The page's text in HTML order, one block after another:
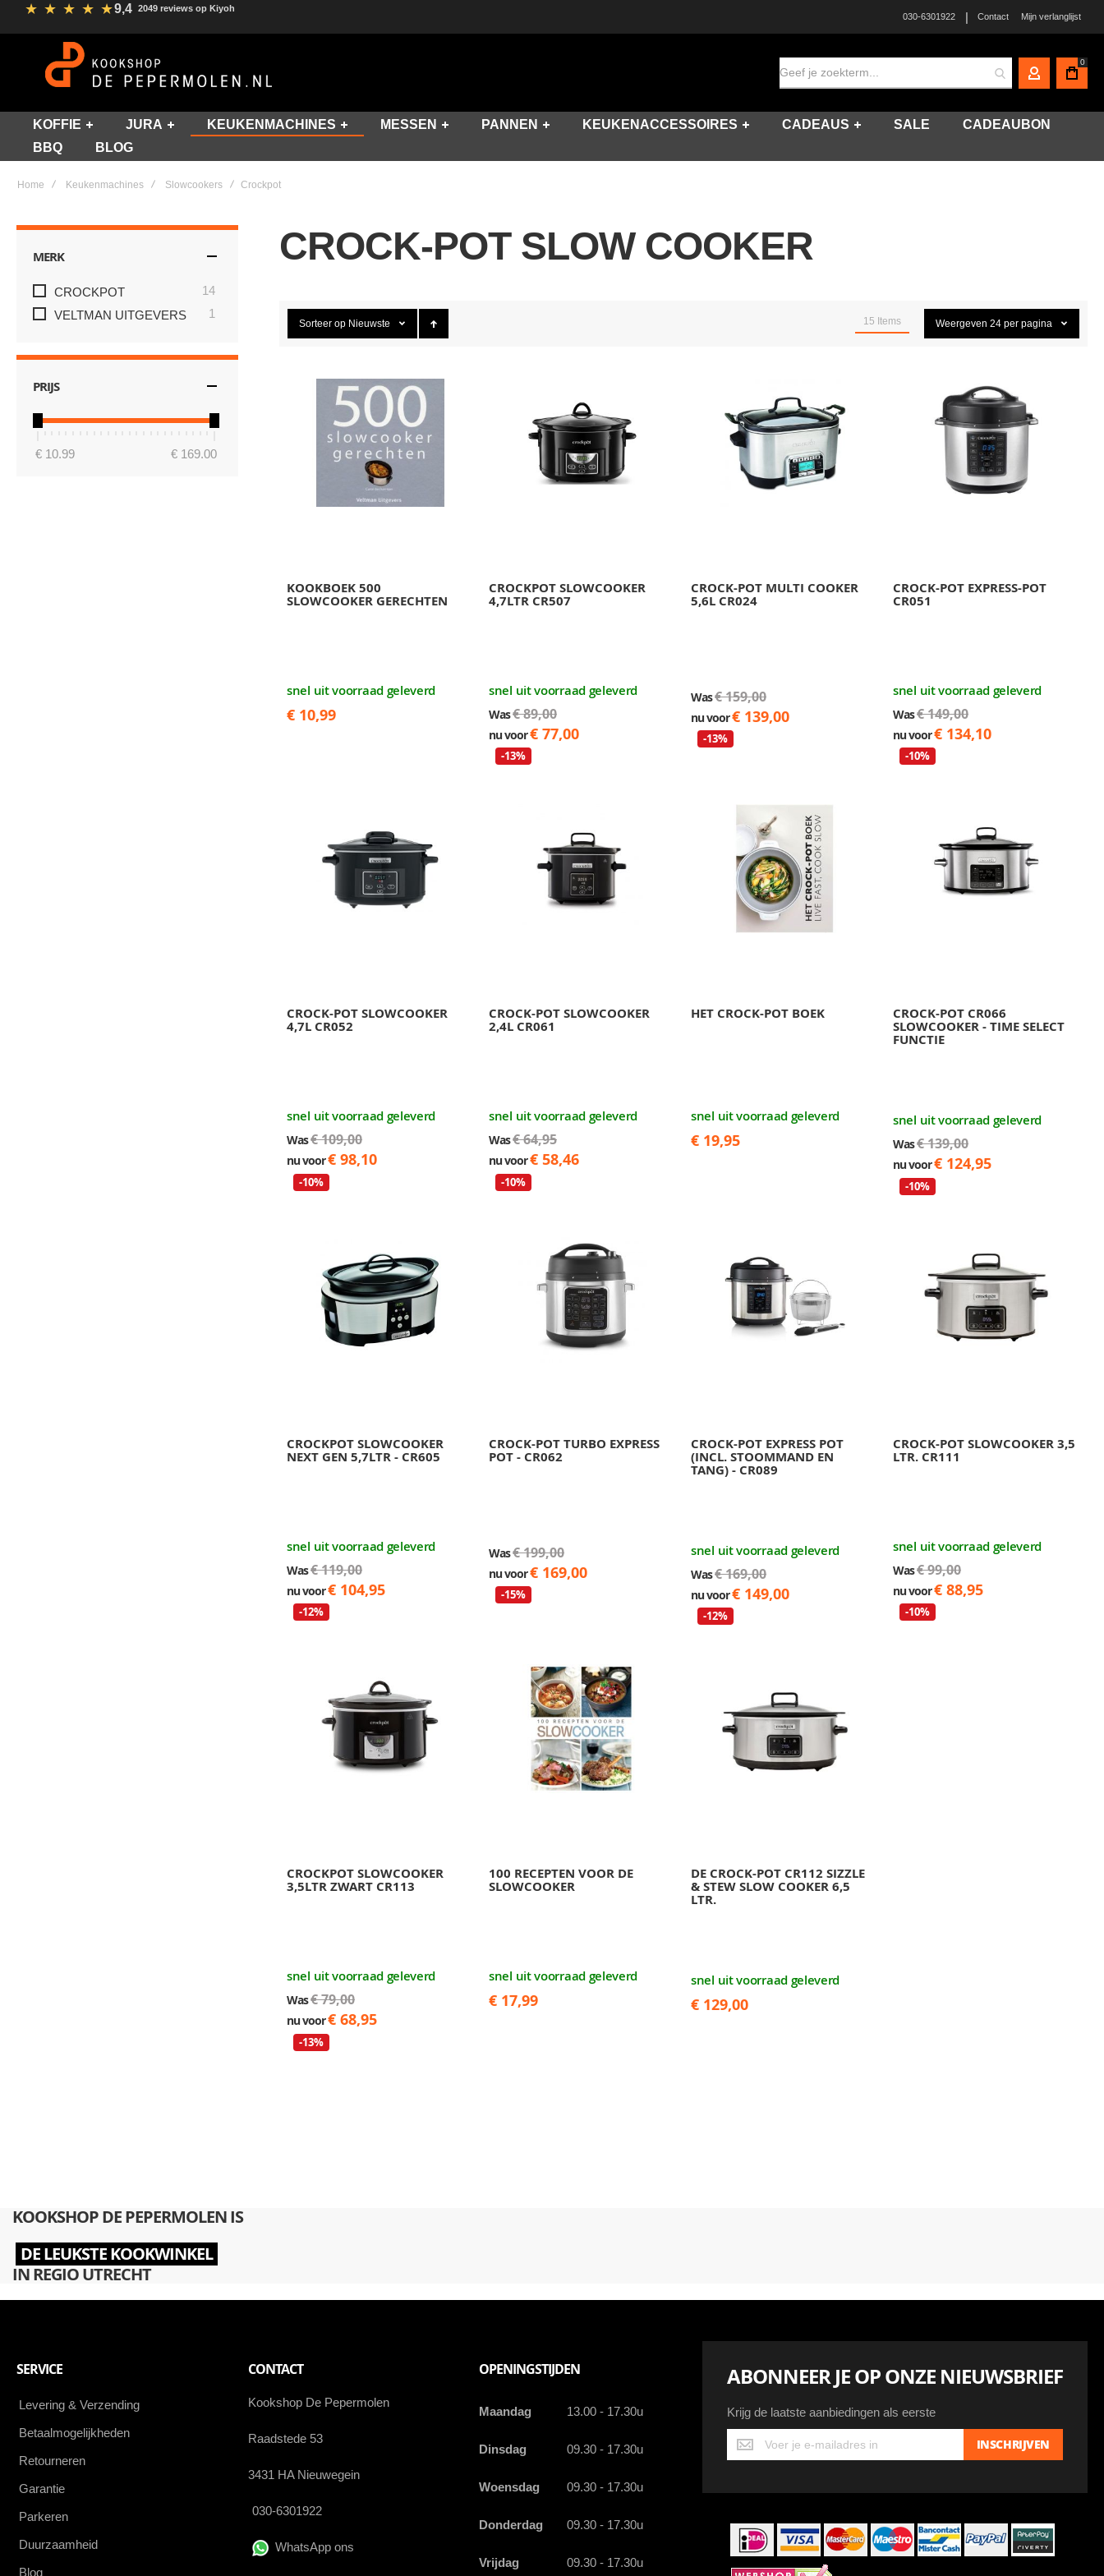
★ ★ ★ ★ ★9,4 2049 reviews op Kiyoh
030-6301922
| Contact Mijn verlanglijst
MIJN
0
KOFFIE JURA KEUKENMACHINES MESSEN PANNEN KEUKENACCESSOIRES CADEAUS SALE
CADEAUBON
BBQ
BLOG
Home Keukenmachines Slowcookers Crockpot
CROCK-POT SLOW COOKER
Sorteer op Nieuwste 15 Items Weergeven 24 per pagina
KOOKBOEK 500
SLOWCOOKER GERECHTEN
snel uit voorraad geleverd
€ 10,99
CROCKPOT SLOWCOOKER
4,7LTR CR507
snel uit voorraad geleverd
Was€ 89,00
nu voor€ 77,00
-13%
CROCK-POT MULTI COOKER
5,6L CR024
Was€ 159,00
nu voor€ 139,00
-13%
CROCK-POT EXPRESS-POT
CR051
snel uit voorraad geleverd
Was€ 149,00
nu voor€ 134,10
-10%
CROCK-POT SLOWCOOKER
4,7L CR052
snel uit voorraad geleverd
Was€ 109,00
nu voor€ 98,10
-10%
CROCK-POT SLOWCOOKER
2,4L CR061
snel uit voorraad geleverd
Was€ 64,95
nu voor€ 58,46
-10%
HET CROCK-POT BOEK
snel uit voorraad geleverd
€ 19,95
CROCK-POT CR066
SLOWCOOKER - TIME SELECT
FUNCTIE
snel uit voorraad geleverd
Was€ 139,00
nu voor€ 124,95
-10%
CROCKPOT SLOWCOOKER
NEXT GEN 5,7LTR - CR605
snel uit voorraad geleverd
Was€ 119,00
nu voor€ 104,95
-12%
CROCK-POT TURBO EXPRESS
POT - CR062
Was€ 199,00
nu voor€ 169,00
-15%
CROCK-POT EXPRESS POT
(INCL. STOOMMAND EN
TANG) - CR089
snel uit voorraad geleverd
Was€ 169,00
nu voor€ 149,00
-12%
CROCK-POT SLOWCOOKER 3,5
LTR. CR111
snel uit voorraad geleverd
Was€ 99,00
nu voor€ 88,95
-10%
CROCKPOT SLOWCOOKER
3,5LTR ZWART CR113
snel uit voorraad geleverd
Was€ 79,00
nu voor€ 68,95
-13%
100 RECEPTEN VOOR DE
SLOWCOOKER
snel uit voorraad geleverd
€ 17,99
DE CROCK-POT CR112 SIZZLE
& STEW SLOW COOKER 6,5
LTR.
snel uit voorraad geleverd
€ 129,00
MERK
CROCKPOT 14items
VELTMAN UITGEVERS
1
PRIJS
€ 10.99 € 169.00
KOOKSHOP DE PEPERMOLEN IS
DE LEUKSTE KOOKWINKEL
IN REGIO UTRECHT
ABONNEER JE OP ONZE NIEUWSBRIEF
Krijg de laatste aanbiedingen als eerste
Krijg
de
eerste
INSCHRIJVEN
SERVICE
Levering & Verzending
Betaalmogelijkheden
Retourneren
Garantie
Parkeren
Duurzaamheid
Blog
CONTACT
Kookshop De Pepermolen
Raadstede 53
3431 HA Nieuwegein
030-6301922
WhatsApp ons
OPENINGSTIJDEN
Maandag 13.00 - 17.30u
Dinsdag 09.30 - 17.30u
Woensdag 09.30 - 17.30u
Donderdag 09.30 - 17.30u
Vrijdag 09.30 - 17.30u